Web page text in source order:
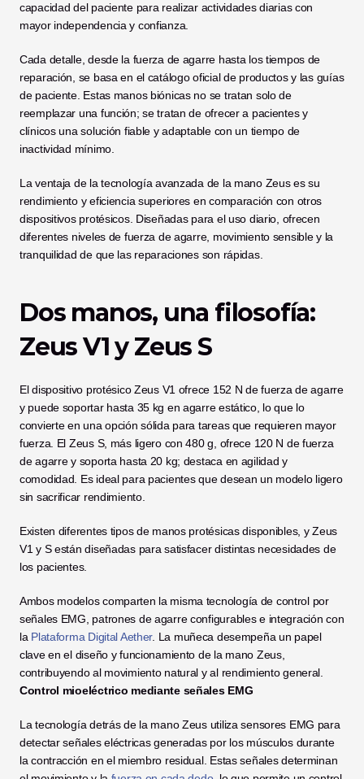
capacidad del paciente para realizar actividades diarias con
mayor independencia y confianza.
Cada detalle, desde la fuerza de agarre hasta los tiempos de
reparación, se basa en el catálogo oficial de productos y las guías
de paciente. Estas manos biónicas no se tratan solo de
reemplazar una función; se tratan de ofrecer a pacientes y
clínicos una solución fiable y adaptable con un tiempo de
inactividad mínimo.
La ventaja de la tecnología avanzada de la mano Zeus es su
rendimiento y eficiencia superiores en comparación con otros
dispositivos protésicos. Diseñadas para el uso diario, ofrecen
diferentes niveles de fuerza de agarre, movimiento sensible y la
tranquilidad de que las reparaciones son rápidas.
Dos manos, una filosofía:
Zeus V1 y Zeus S
El dispositivo protésico Zeus V1 ofrece 152 N de fuerza de agarre
y puede soportar hasta 35 kg en agarre estático, lo que lo
convierte en una opción sólida para tareas que requieren mayor
fuerza. El Zeus S, más ligero con 480 g, ofrece 120 N de fuerza
de agarre y soporta hasta 20 kg; destaca en agilidad y
comodidad. Es ideal para pacientes que desean un modelo ligero
sin sacrificar rendimiento.
Existen diferentes tipos de manos protésicas disponibles, y Zeus
V1 y S están diseñadas para satisfacer distintas necesidades de
los pacientes.
Ambos modelos comparten la misma tecnología de control por
señales EMG, patrones de agarre configurables e integración con
la Plataforma Digital Aether. La muñeca desempeña un papel
clave en el diseño y funcionamiento de la mano Zeus,
Control mioeléctrico mediante señales EMG
La tecnología detrás de la mano Zeus utiliza sensores EMG para
detectar señales eléctricas generadas por los músculos durante
la contracción en el miembro residual. Estas señales determinan